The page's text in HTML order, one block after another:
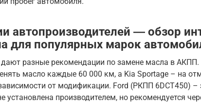
автопроизводителей ― обзор
для популярных марок
дают разные рекомендации по замене масла в
масло каждые 60 000 км, а Kia Sportage – на
от модификации. Ford (РКПП 6DCT450) –
установлена производителем, но рекомендуется